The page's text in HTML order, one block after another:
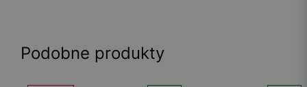
Podobne produkty